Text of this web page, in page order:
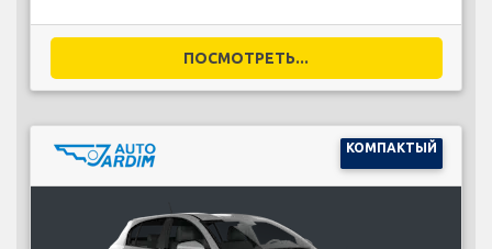
ПОСМОТРЕТЬ...
КОМПАКТЫЙ